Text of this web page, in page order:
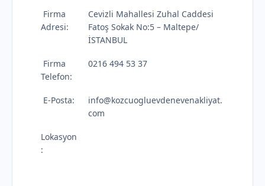
Firma
Adresi:
Cevizli Mahallesi Zuhal Caddesi
Fatoş Sokak No:5 – Maltepe/
İSTANBUL
Firma
Telefon:
0216 494 53 37
E-Posta:
info@kozcuogluevdenevenakliyat.
com
Lokasyon
: